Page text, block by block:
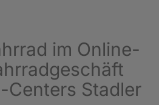
im Online-
Centers Stadler